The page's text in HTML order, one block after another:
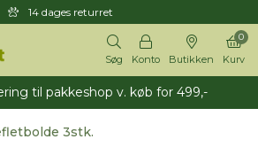
14 dages returret
Søg Konto Butikken Kurv
0
til pakkeshop v. køb for 499,-
3stk.